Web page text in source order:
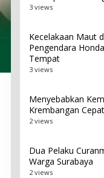
3 views
Kecelakaan Maut
Pengendara
Tempat
3 views
Menyebabkan
Krembangan
2 views
Dua Pelaku
Warga Surabaya
2 views